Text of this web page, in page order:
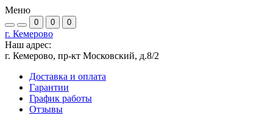
Меню
0 0 0
г. Кемерово
Наш адрес:
г. Кемерово, пр-кт Московский, д.8/2
Доставка и оплата
Гарантии
График работы
Отзывы